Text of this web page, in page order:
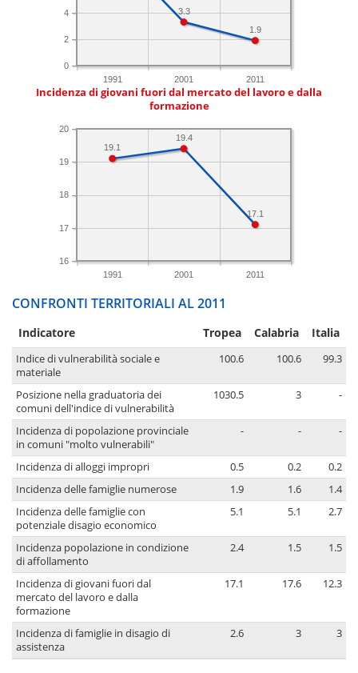
1991 2001 2011
0
2
4
1.9
3.3
Incidenza di giovani fuori dal mercato del lavoro e dalla
formazione
1991 2001 2011
16
17
18
19
20
17.1
19.4
19.1
CONFRONTI TERRITORIALI AL 2011
Indicatore Tropea Calabria Italia
Indice di vulnerabilità sociale e
materiale
100.6 100.6 99.3
Posizione nella graduatoria dei
comuni dell'indice di vulnerabilità
1030.5 3 -
Incidenza di popolazione provinciale
in comuni "molto vulnerabili"
- - -
Incidenza di alloggi impropri 0.5 0.2
0.2
Incidenza delle famiglie numerose
1.9 1.6
1.4
Incidenza delle famiglie con
potenziale disagio economico
5.1 5.1 2.7
Incidenza popolazione in condizione
di affollamento
2.4 1.5 1.5
Incidenza di giovani fuori dal
mercato del lavoro e dalla
formazione
17.1 17.6 12.3
Incidenza di famiglie in disagio di
assistenza
2.6 3 3